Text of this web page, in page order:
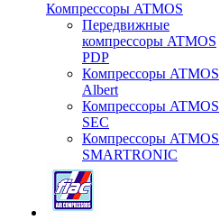
Компрессоры ATMOS
Передвижные
компрессоры ATMOS
PDP
Компрессоры ATMOS
Albert
Компрессоры ATMOS
SEC
Компрессоры ATMOS
SMARTRONIC